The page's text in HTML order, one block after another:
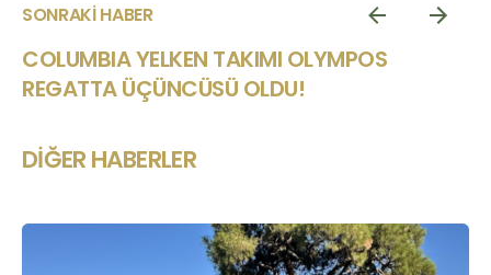
SONRAKI HABER
COLUMBIA YELKEN TAKIMI OLYMPOS
REGATTA ÜÇÜNCÜSÜ OLDU!
DIĞER HABERLER